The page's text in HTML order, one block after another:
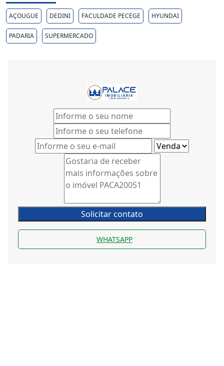
AÇOUGUE DEDINI FACULDADE PECEGE HYUNDAI
PADARIA SUPERMERCADO
Solicitar contato
WHATSAPP